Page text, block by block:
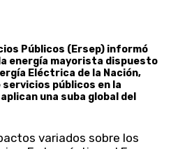
Públicos (Ersep) informó
energía mayorista dispuesto
Eléctrica de la Nación,
servicios públicos en la
una suba global del
variados sobre los